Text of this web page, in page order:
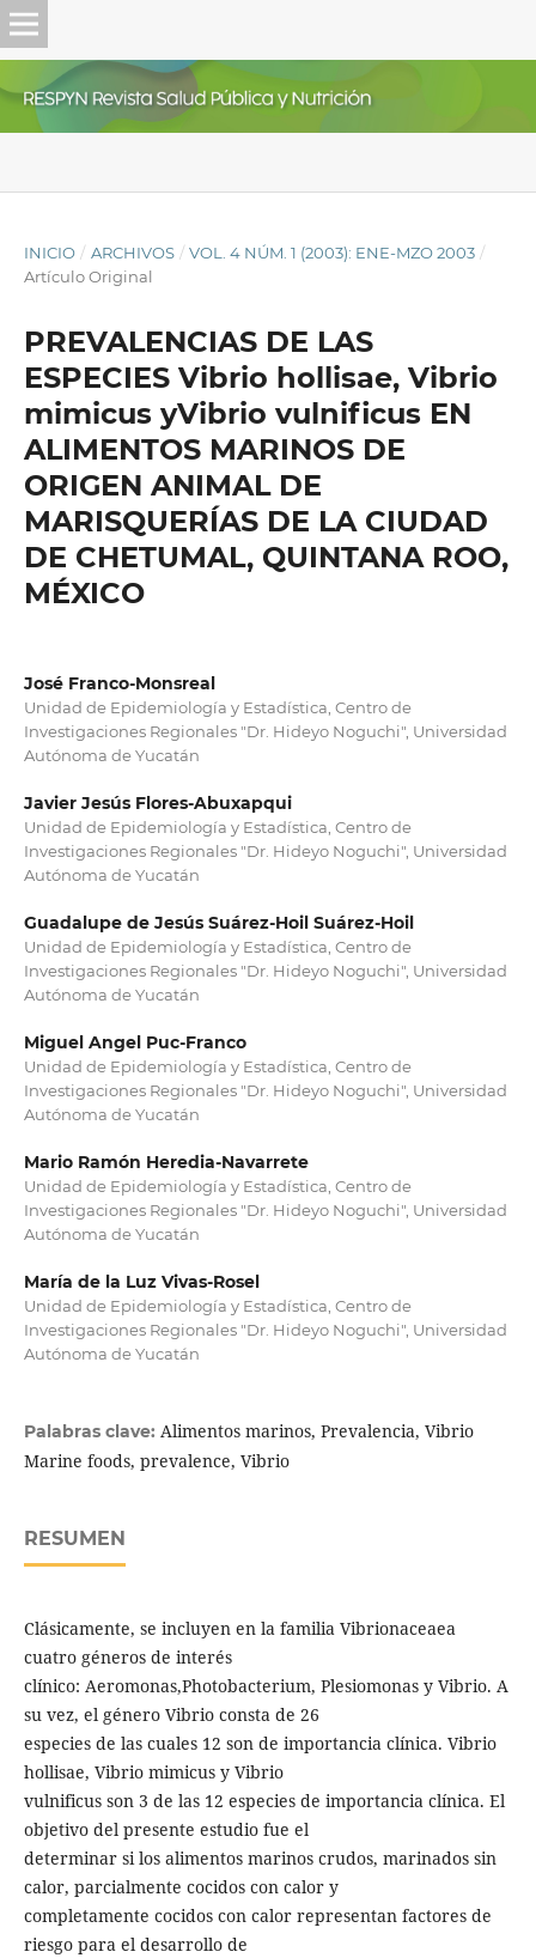
INICIO / ARCHIVOS / VOL. 4 NÚM. 1 (2003): ENE-MZO 2003 /
Artículo Original
PREVALENCIAS DE LAS
ESPECIES Vibrio hollisae, Vibrio
mimicus yVibrio vulnificus EN
ALIMENTOS MARINOS DE
ORIGEN ANIMAL DE
MARISQUERÍAS DE LA CIUDAD
DE CHETUMAL, QUINTANA ROO,
MÉXICO
José Franco-Monsreal
Unidad de Epidemiología y Estadística, Centro de
Investigaciones Regionales "Dr. Hideyo Noguchi", Universidad
Autónoma de Yucatán
Javier Jesús Flores-Abuxapqui
Unidad de Epidemiología y Estadística, Centro de
Investigaciones Regionales "Dr. Hideyo Noguchi", Universidad
Autónoma de Yucatán
Guadalupe de Jesús Suárez-Hoil Suárez-Hoil
Unidad de Epidemiología y Estadística, Centro de
Investigaciones Regionales "Dr. Hideyo Noguchi", Universidad
Autónoma de Yucatán
Miguel Angel Puc-Franco
Unidad de Epidemiología y Estadística, Centro de
Investigaciones Regionales "Dr. Hideyo Noguchi", Universidad
Autónoma de Yucatán
Mario Ramón Heredia-Navarrete
Unidad de Epidemiología y Estadística, Centro de
Investigaciones Regionales "Dr. Hideyo Noguchi", Universidad
Autónoma de Yucatán
María de la Luz Vivas-Rosel
Unidad de Epidemiología y Estadística, Centro de
Investigaciones Regionales "Dr. Hideyo Noguchi", Universidad
Autónoma de Yucatán
Palabras clave: Alimentos marinos, Prevalencia, Vibrio
Marine foods, prevalence, Vibrio
RESUMEN
Clásicamente, se incluyen en la familia Vibrionaceaea
cuatro géneros de interés
clínico: Aeromonas,Photobacterium, Plesiomonas y Vibrio. A
su vez, el género Vibrio consta de 26
especies de las cuales 12 son de importancia clínica. Vibrio
hollisae, Vibrio mimicus y Vibrio
vulnificus son 3 de las 12 especies de importancia clínica. El
objetivo del presente estudio fue el
determinar si los alimentos marinos crudos, marinados sin
calor, parcialmente cocidos con calor y
completamente cocidos con calor representan factores de
riesgo para el desarrollo de